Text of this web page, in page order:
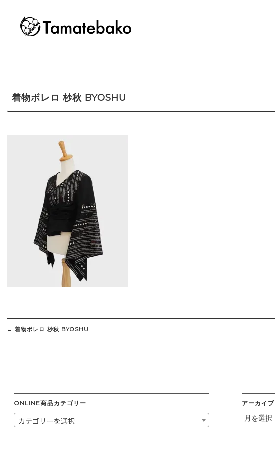
着物ボレロ 杪秋 BYOSHU
Post
navigation
← 着物ボレロ 杪秋 BYOSHU
ONLINE商品カテゴリー
カテゴリーを選択
アーカイブ
ア
ー